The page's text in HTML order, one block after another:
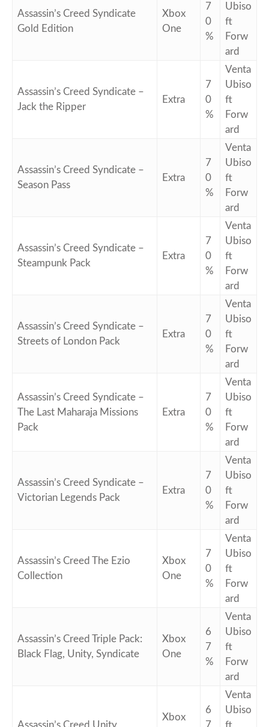
Assassin’s Creed Syndicate
Gold Edition
Xbox
One
7
0
%
Ubiso
ft
Forw
ard
Assassin’s Creed Syndicate –
Jack the Ripper
Extra
7
0
%
Venta
Ubiso
ft
Forw
ard
Assassin’s Creed Syndicate –
Season Pass
Extra
7
0
%
Venta
Ubiso
ft
Forw
ard
Assassin’s Creed Syndicate –
Steampunk Pack
Extra
7
0
%
Venta
Ubiso
ft
Forw
ard
Assassin’s Creed Syndicate –
Streets of London Pack
Extra
7
0
%
Venta
Ubiso
ft
Forw
ard
Assassin’s Creed Syndicate –
The Last Maharaja Missions
Pack
Extra
7
0
%
Venta
Ubiso
ft
Forw
ard
Assassin’s Creed Syndicate –
Victorian Legends Pack
Extra
7
0
%
Venta
Ubiso
ft
Forw
ard
Assassin’s Creed The Ezio
Collection
Xbox
One
7
0
%
Venta
Ubiso
ft
Forw
ard
Assassin’s Creed Triple Pack:
Black Flag, Unity, Syndicate
Xbox
One
6
7
%
Venta
Ubiso
ft
Forw
ard
Assassin’s Creed Unity
Xbox
6
7
Venta
Ubiso
ft